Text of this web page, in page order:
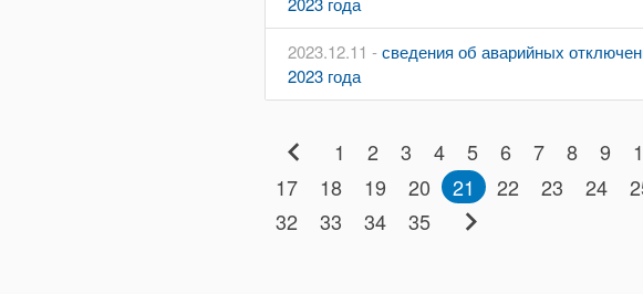
2023.12.11 -сведения об аварийных
2023 года
chevron_left 1 2 3 4 5 6 7 8 9
17
18 19 20 21 22 23 24
32
33 34 35 chevron_right